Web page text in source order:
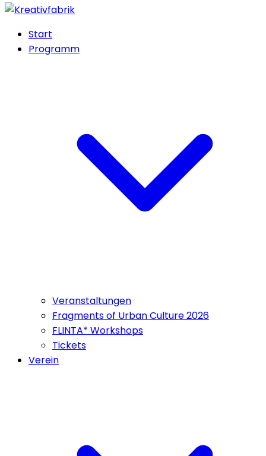
Start
Programm
Veranstaltungen
Fragments of Urban Culture 2026
FLINTA* Workshops
Tickets
Verein